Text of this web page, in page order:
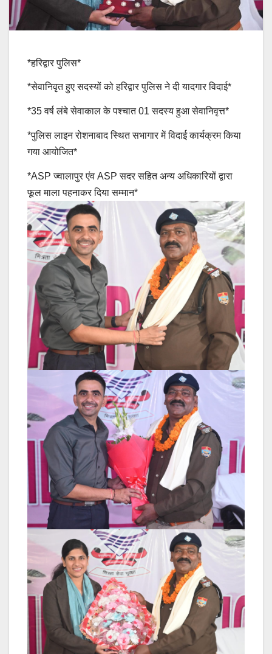
*हरिद्वार पुलिस*
*सेवानिवृत हुए सदस्यों को हरिद्वार पुलिस ने दी यादगार विदाई*
*35 वर्ष लंबे सेवाकाल के पश्चात 01 सदस्य हुआ सेवानिवृत्त*
*पुलिस लाइन रोशनाबाद स्थित सभागार में विदाई कार्यक्रम किया
गया आयोजित*
*ASP ज्वालापुर एंव ASP सदर सहित अन्य अधिकारियों द्वारा
फूल माला पहनाकर दिया सम्मान*